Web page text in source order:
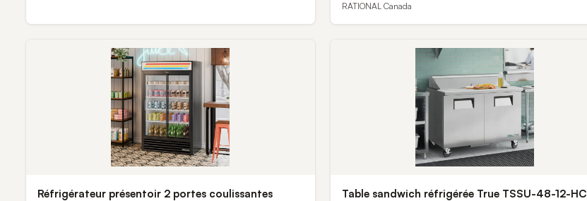
RATIONAL Canada
Réfrigérateur présentoir 2 portes coulissantes
Table sandwich réfrigérée True TSSU-48-12-HC